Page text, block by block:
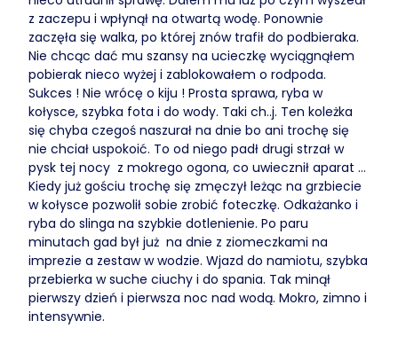
z zaczepu i wpłynął na otwartą wodę. Ponownie
zaczęła się walka, po której znów trafił do podbieraka.
Nie chcąc dać mu szansy na ucieczkę wyciągnąłem
pobierak nieco wyżej i zablokowałem o rodpoda.
Sukces ! Nie wrócę o kiju ! Prosta sprawa, ryba w
kołysce, szybka fota i do wody. Taki ch..j. Ten koleżka
się chyba czegoś naszurał na dnie bo ani trochę się
nie chciał uspokoić. To od niego padł drugi strzał w
pysk tej nocy z mokrego ogona, co uwiecznił aparat ...
Kiedy już gościu trochę się zmęczył leżąc na grzbiecie
w kołysce pozwolił sobie zrobić foteczkę. Odkażanko i
ryba do slinga na szybkie dotlenienie. Po paru
minutach gad był już na dnie z ziomeczkami na
imprezie a zestaw w wodzie. Wjazd do namiotu, szybka
przebierka w suche ciuchy i do spania. Tak minął
pierwszy dzień i pierwsza noc nad wodą. Mokro, zimno i
intensywnie.